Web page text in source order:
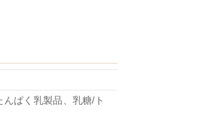
ぱく乳製品、乳糖/ト